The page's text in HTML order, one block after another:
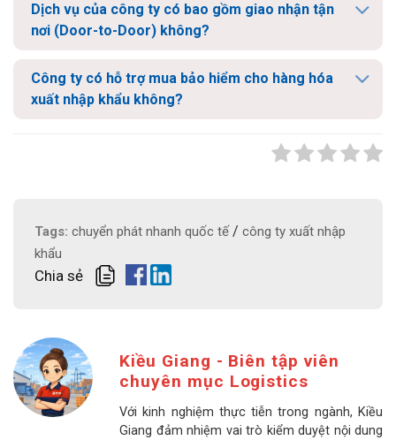
Dịch vụ của công ty có bao gồm giao nhận tận
nơi (Door-to-Door) không?
Công ty có hỗ trợ mua bảo hiểm cho hàng hóa
xuất nhập khẩu không?
Tags: chuyển phát nhanh quốc tế/ công ty xuất nhập
khẩu
Chia sẻ
Kiều Giang - Biên tập viên
chuyên mục Logistics
Với kinh nghiệm thực tiễn trong ngành, Kiều
Giang đảm nhiệm vai trò kiểm duyệt nội dung